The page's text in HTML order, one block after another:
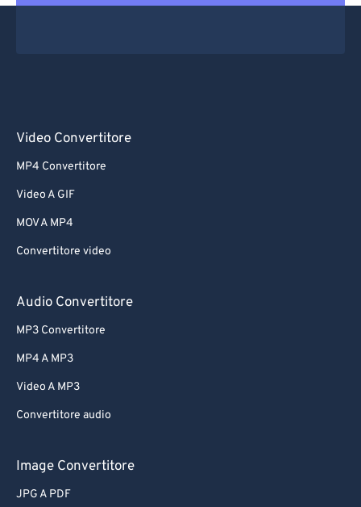
Video Convertitore
MP4 Convertitore
Video A GIF
MOV A MP4
Convertitore video
Audio Convertitore
MP3 Convertitore
MP4 A MP3
Video A MP3
Convertitore audio
Image Convertitore
JPG A PDF